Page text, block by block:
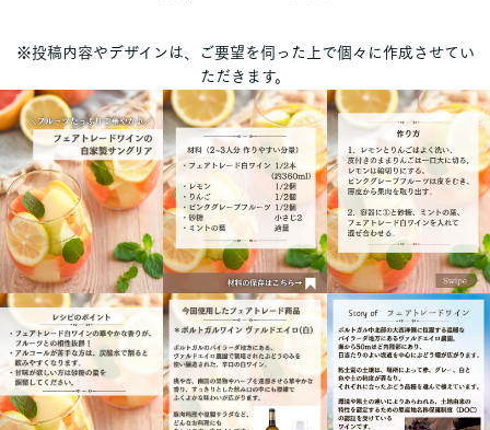
※投稿内容やデザインは、ご要望を伺った上で個々に作成させてい
ただきます。